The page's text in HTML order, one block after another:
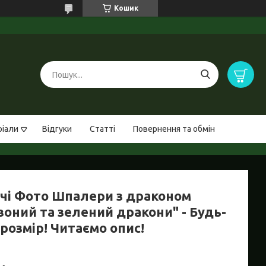
Кошик
Відгуки Статті Повернення та обмін
Фото Шпалери з драконом
та зелений дракони" - Будь-
Читаємо опис!